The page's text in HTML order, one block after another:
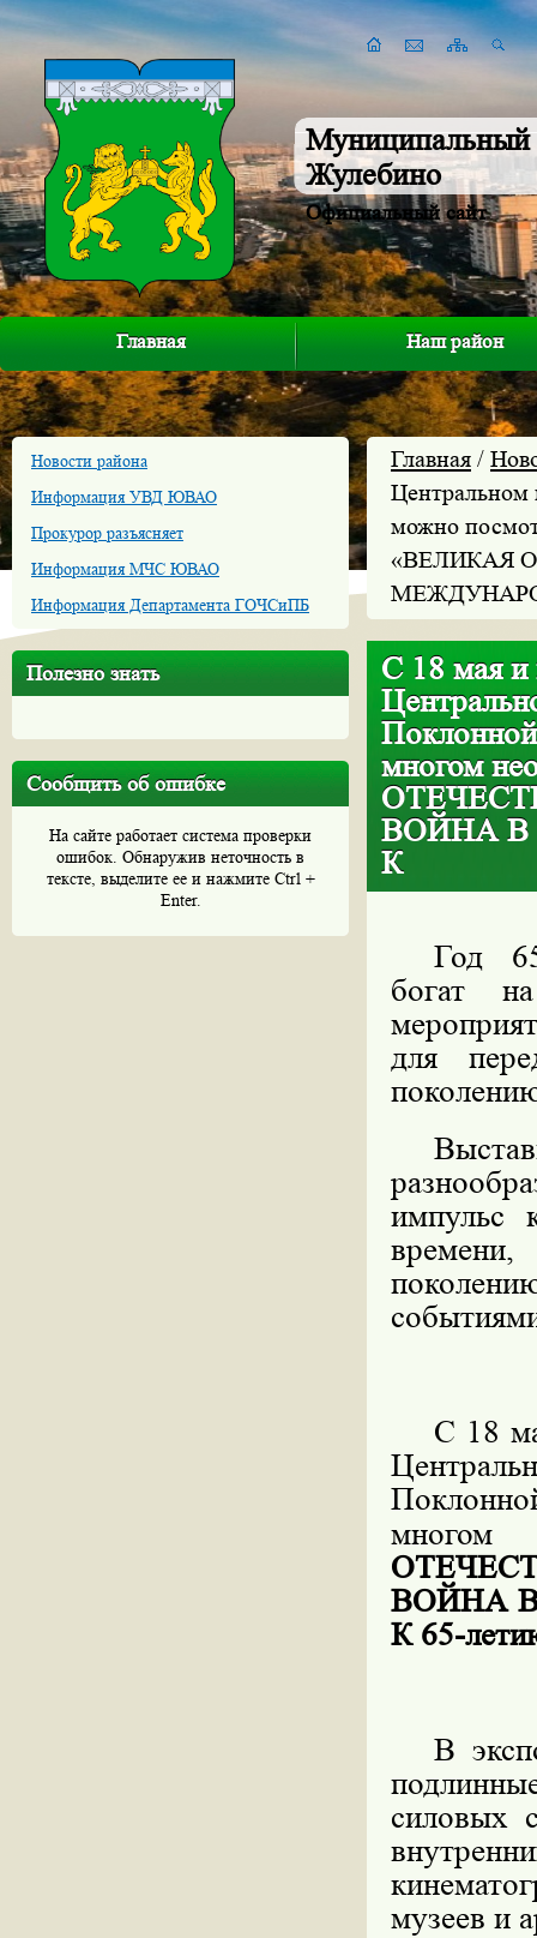
Муниципальный
Жулебино
Официальный сайт
Главная Наш район
Новости района
Информация УВД ЮВАО
Прокурор разъясняет
Информация МЧС ЮВАО
Информация Департамента ГОЧСиПБ
Полезно знать
Сообщить об ошибке
На сайте работает система проверки
ошибок. Обнаружив неточность в
тексте, выделите ее и нажмите Ctrl +
Enter.
Главная /
Центральном
можно
«ВЕЛИКАЯ
С 18 мая и
многом
ВОЙНА
К
Год
богат
для
импульс
С 18
многом
ВОЙНА
К 65-
В
силовых
музеев и